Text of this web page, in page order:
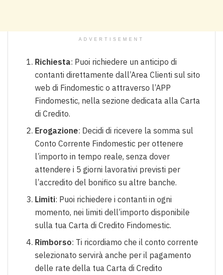
ADVERTISEMENT
Richiesta: Puoi richiedere un anticipo di
contanti direttamente dall’Area Clienti sul sito
web di Findomestic o attraverso l’APP
Findomestic, nella sezione dedicata alla Carta
di Credito.
Erogazione: Decidi di ricevere la somma sul
Conto Corrente Findomestic per ottenere
l’importo in tempo reale, senza dover
attendere i 5 giorni lavorativi previsti per
l’accredito del bonifico su altre banche.
Limiti: Puoi richiedere i contanti in ogni
momento, nei limiti dell’importo disponibile
sulla tua Carta di Credito Findomestic.
Rimborso: Ti ricordiamo che il conto corrente
selezionato servirà anche per il pagamento
delle rate della tua Carta di Credito